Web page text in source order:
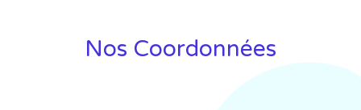
Nos Coordonnées